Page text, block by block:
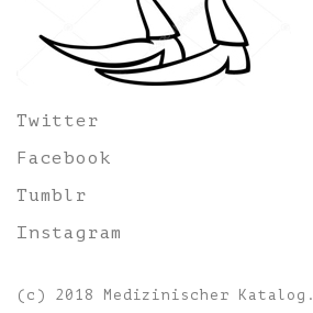
Twitter
Facebook
Tumblr
Instagram
(c) 2018 Medizinischer Katalog.